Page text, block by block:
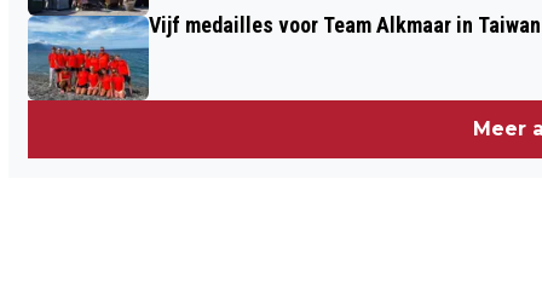
Vijf medailles voor Team Alkmaar in Taiwan
Meer